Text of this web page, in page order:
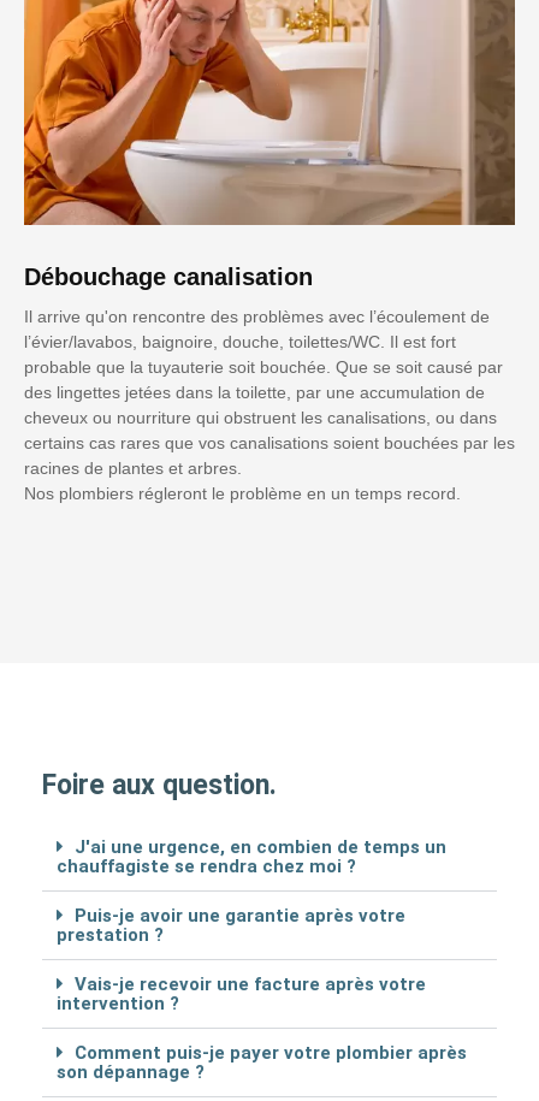
Débouchage canalisation
Il arrive qu'on rencontre des problèmes avec l’écoulement de
l’évier/lavabos, baignoire, douche, toilettes/WC. Il est fort
probable que la tuyauterie soit bouchée. Que se soit causé par
des lingettes jetées dans la toilette, par une accumulation de
cheveux ou nourriture qui obstruent les canalisations, ou dans
certains cas rares que vos canalisations soient bouchées par les
racines de plantes et arbres.
Nos plombiers régleront le problème en un temps record.
Foire aux question.
J'ai une urgence, en combien de temps un
chauffagiste se rendra chez moi ?
Puis-je avoir une garantie après votre
prestation ?
Vais-je recevoir une facture après votre
intervention ?
Comment puis-je payer votre plombier après
son dépannage ?